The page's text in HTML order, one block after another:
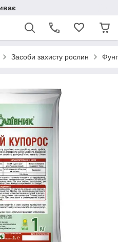
Засоби захисту рослин